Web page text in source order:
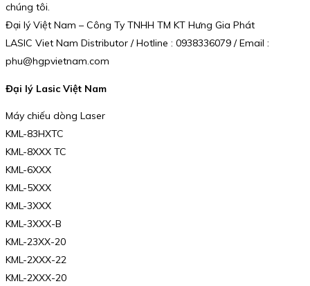
chúng tôi.
Đại lý Việt Nam – Công Ty TNHH TM KT Hưng Gia Phát
LASIC Viet Nam Distributor / Hotline : 0938336079 / Email :
phu@hgpvietnam.com
Đại lý Lasic Việt Nam
Máy chiếu dòng Laser
KML-83HXTC
KML-8XXX TC
KML-6XXX
KML-5XXX
KML-3XXX
KML-3XXX-B
KML-23XX-20
KML-2XXX-22
KML-2XXX-20